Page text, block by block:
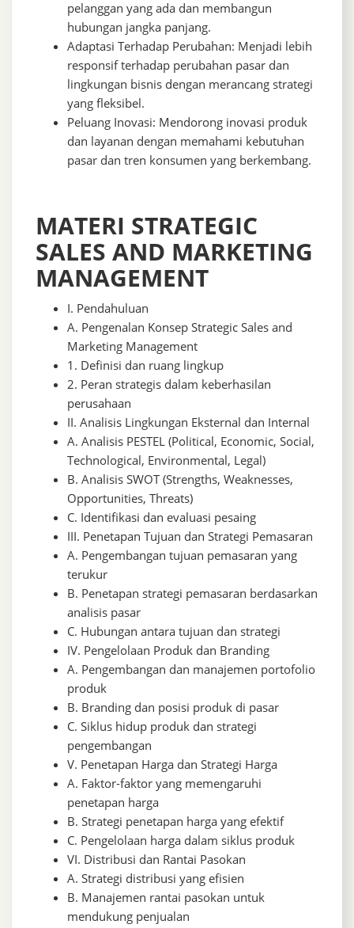
pelanggan yang ada dan membangun
hubungan jangka panjang.
Adaptasi Terhadap Perubahan: Menjadi lebih
responsif terhadap perubahan pasar dan
lingkungan bisnis dengan merancang strategi
yang fleksibel.
Peluang Inovasi: Mendorong inovasi produk
dan layanan dengan memahami kebutuhan
pasar dan tren konsumen yang berkembang.
MATERI STRATEGIC
SALES AND MARKETING
MANAGEMENT
I. Pendahuluan
A. Pengenalan Konsep Strategic Sales and
Marketing Management
1. Definisi dan ruang lingkup
2. Peran strategis dalam keberhasilan
perusahaan
II. Analisis Lingkungan Eksternal dan Internal
A. Analisis PESTEL (Political, Economic, Social,
Technological, Environmental, Legal)
B. Analisis SWOT (Strengths, Weaknesses,
Opportunities, Threats)
C. Identifikasi dan evaluasi pesaing
III. Penetapan Tujuan dan Strategi Pemasaran
A. Pengembangan tujuan pemasaran yang
terukur
B. Penetapan strategi pemasaran berdasarkan
analisis pasar
C. Hubungan antara tujuan dan strategi
IV. Pengelolaan Produk dan Branding
A. Pengembangan dan manajemen portofolio
produk
B. Branding dan posisi produk di pasar
C. Siklus hidup produk dan strategi
pengembangan
V. Penetapan Harga dan Strategi Harga
A. Faktor-faktor yang memengaruhi
penetapan harga
B. Strategi penetapan harga yang efektif
C. Pengelolaan harga dalam siklus produk
VI. Distribusi dan Rantai Pasokan
A. Strategi distribusi yang efisien
B. Manajemen rantai pasokan untuk
mendukung penjualan